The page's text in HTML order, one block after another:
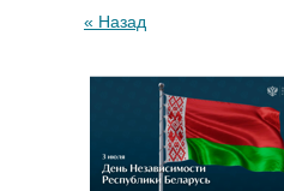
« Назад